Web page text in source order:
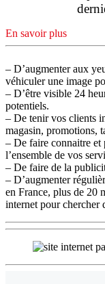
En savoir plus
– D’augmenter aux
véhiculer une image
– D’être visible 24
potentiels.
– De tenir vos clients
magasin, promotions,
– De faire connaitre
l’ensemble de vos
– De faire de la
– D’augmenter
en France, plus de 20
internet pour chercher